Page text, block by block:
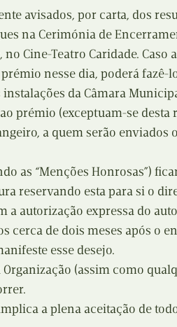
avisados, por carta, dos
na Cerimónia de
no Cine-Teatro Caridade. Caso
nesse dia, poderá fazê-
da Câmara
prémio (exceptuam-se desta
a quem serão enviados
as “Menções Honrosas”)
reservando esta para si o
a autorização expressa do
cerca de dois meses após o
esse desejo.
(assim como
a plena aceitação de